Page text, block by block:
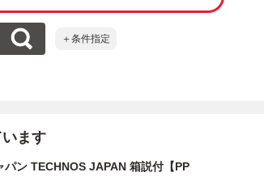
＋条件指定
ます
ン TECHNOS JAPAN 箱説付【PP